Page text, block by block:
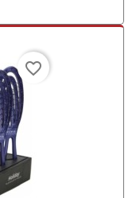
favorite_border